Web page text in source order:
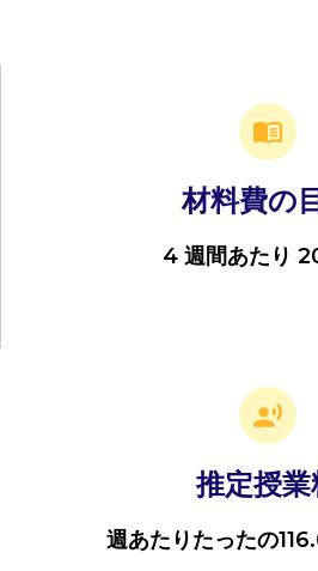
材料費の
4 週間あたり
推定授業
週あたりたったの